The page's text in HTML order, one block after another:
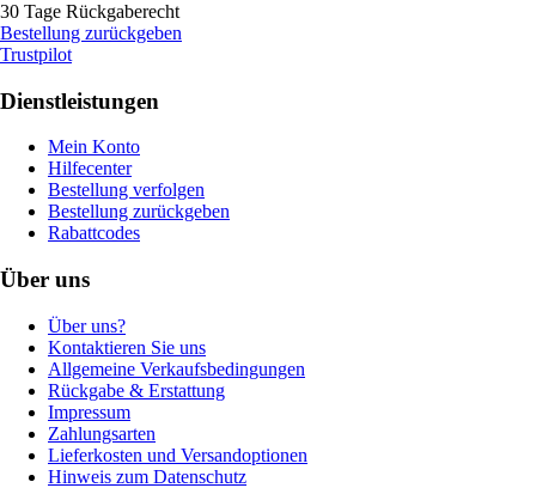
30 Tage Rückgaberecht
Bestellung zurückgeben
Trustpilot
Dienstleistungen
Mein Konto
Hilfecenter
Bestellung verfolgen
Bestellung zurückgeben
Rabattcodes
Über uns
Über uns?
Kontaktieren Sie uns
Allgemeine Verkaufsbedingungen
Rückgabe & Erstattung
Impressum
Zahlungsarten
Lieferkosten und Versandoptionen
Hinweis zum Datenschutz